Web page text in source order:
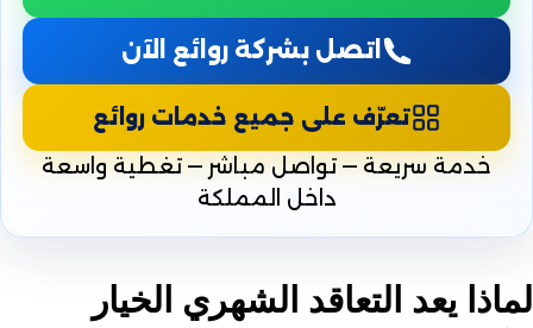
اتصل بشركة روائع الآن
تعرّف على جميع خدمات روائع
خدمة سريعة — تواصل مباشر — تغطية واسعة
داخل المملكة
لماذا يعد التعاقد الشهري الخيار